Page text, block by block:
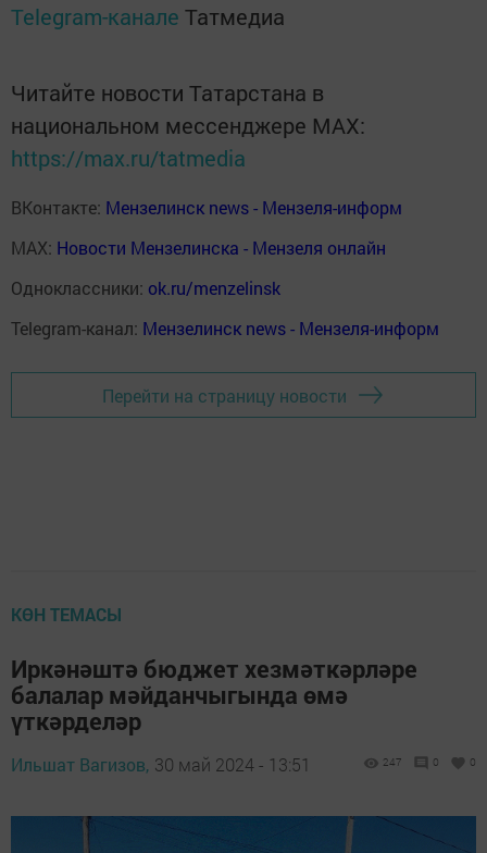
Telegram-канале Татмедиа
Читайте новости Татарстана в
национальном мессенджере MАХ:
https://max.ru/tatmedia
ВКонтакте: Мензелинск news - Мензеля-информ
MAX: Новости Мензелинска - Мензеля онлайн
Одноклассники: ok.ru/menzelinsk
Telegram-канал: Мензелинск news - Мензеля-информ
Перейти на страницу новости
КӨН ТЕМАСЫ
Иркәнәштә бюджет хезмәткәрләре
балалар мәйданчыгында өмә
үткәрделәр
Ильшат Вагизов, 30 май 2024 - 13:51 247 0 0